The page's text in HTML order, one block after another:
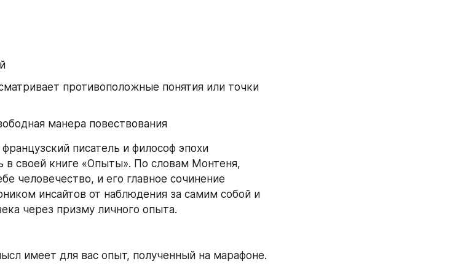
противоположные понятия или точки
манера повествования
писатель и философ эпохи
своей книге «Опыты». По словам Монтеня,
человечество, и его главное сочинение
инсайтов от наблюдения за самим собой и
через призму личного опыта.
имеет для вас опыт, полученный на марафоне.